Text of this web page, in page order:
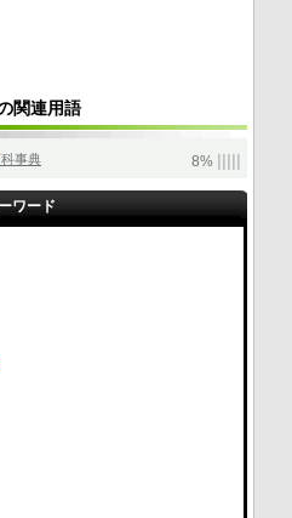
関連用語
事典 8%
ワード